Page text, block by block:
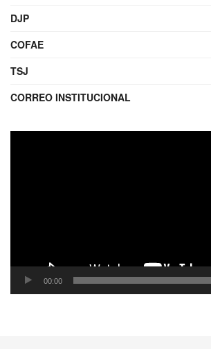
DJP
COFAE
TSJ
CORREO INSTITUCIONAL
00:00